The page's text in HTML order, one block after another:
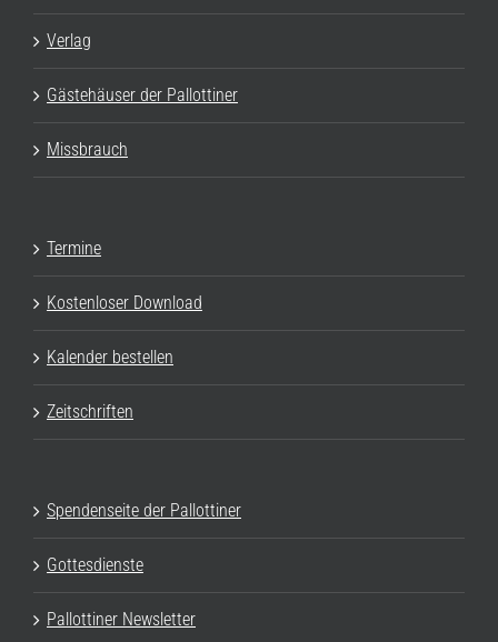
Verlag
Gästehäuser der Pallottiner
Missbrauch
Termine
Kostenloser Download
Kalender bestellen
Zeitschriften
Spendenseite der Pallottiner
Gottesdienste
Pallottiner Newsletter